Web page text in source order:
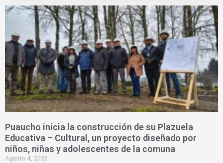
Puaucho inicia la construcción de su Plazuela
Educativa – Cultural, un proyecto diseñado por
niños, niñas y adolescentes de la comuna
Agosto 4, 2026